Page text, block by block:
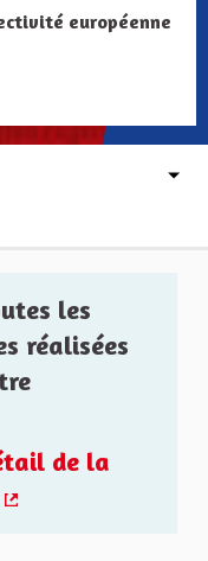
européenne
les
réalisées
de la